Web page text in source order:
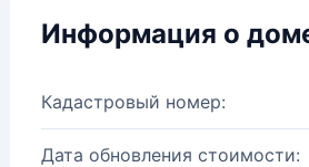
Информация о
Кадастровый номер:
Дата обновления стоимости: